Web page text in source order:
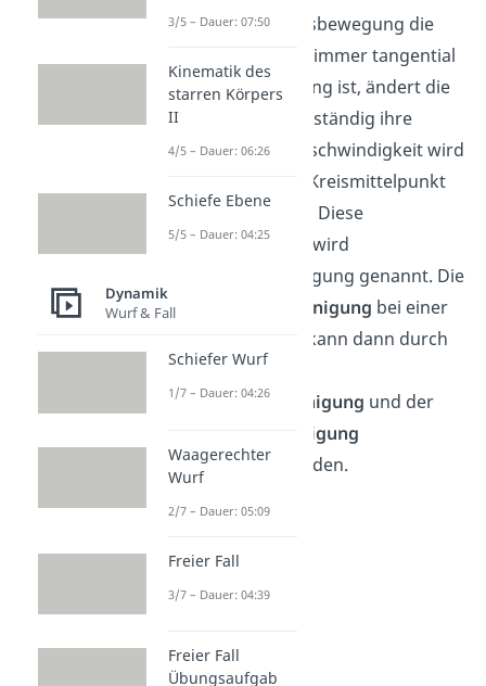
Da bei einer Kreisbewegung die
Geschwindigkeit immer tangential
zur Kreisbewegung ist, ändert die
Geschwindigkeit ständig ihre
Richtung. Die Geschwindigkeit wird
andauernd zum Kreismittelpunkt
hin beschleunigt. Diese
Beschleunigung
wird
Radialbeschleunigung genannt. Die
Gesamtbeschleunigung bei einer
kann dann durch
dieSummeder
Winkelbeschleunigung und der
Radialbeschleunigung
ausgedrückt werden.
3/5 – Dauer: 07:50
Kinematik des
starren Körpers
II
4/5 – Dauer: 06:26
Schiefe Ebene
5/5 – Dauer: 04:25
Dynamik
Wurf & Fall
Schiefer Wurf
1/7 – Dauer: 04:26
Waagerechter
Wurf
2/7 – Dauer: 05:09
Freier Fall
3/7 – Dauer: 04:39
Freier Fall
Übungsaufgab